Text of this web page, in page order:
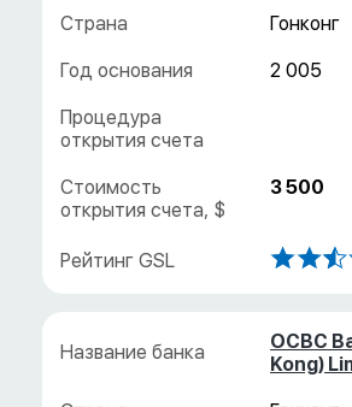
Гонконг
2 005
3 500
OCBC
Kong)